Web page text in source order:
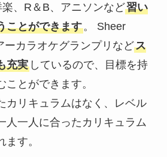
、R＆B、アニソンなど習い
ことができます。 Sheer
ーカラオケグランプリなどス
充実しているので、目標を持
ことができます。
カリキュラムはなく、レベル
人一人に合ったカリキュラム
す。